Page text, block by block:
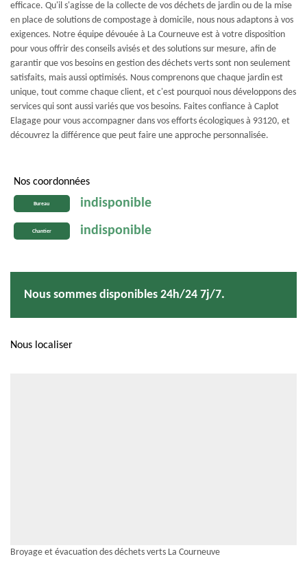
efficace. Qu'il s'agisse de la collecte de vos déchets de jardin ou de la mise
en place de solutions de compostage à domicile, nous nous adaptons à vos
exigences. Notre équipe dévouée à La Courneuve est à votre disposition
pour vous offrir des conseils avisés et des solutions sur mesure, afin de
garantir que vos besoins en gestion des déchets verts sont non seulement
satisfaits, mais aussi optimisés. Nous comprenons que chaque jardin est
unique, tout comme chaque client, et c'est pourquoi nous développons des
services qui sont aussi variés que vos besoins. Faites confiance à Caplot
Elagage pour vous accompagner dans vos efforts écologiques à 93120, et
découvrez la différence que peut faire une approche personnalisée.
Nos coordonnées
Bureau indisponible
Chantier indisponible
Nous sommes disponibles 24h/24 7j/7.
Nous localiser
Broyage et évacuation des déchets verts La Courneuve